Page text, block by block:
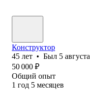
Конструктор
45 лет • Был 5 августа
50 000 ₽
Общий опыт
1 год 5 месяцев